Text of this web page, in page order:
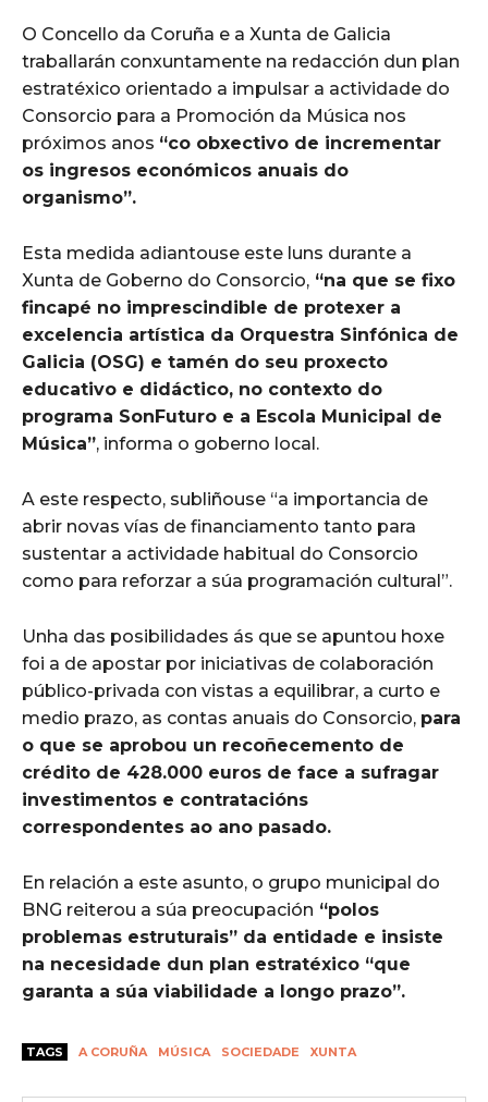
O Concello da Coruña e a Xunta de Galicia
traballarán conxuntamente na redacción dun plan
estratéxico orientado a impulsar a actividade do
Consorcio para a Promoción da Música nos
próximos anos “co obxectivo de incrementar
os ingresos económicos anuais do
organismo”.
Esta medida adiantouse este luns durante a
Xunta de Goberno do Consorcio, “na que se fixo
fincapé no imprescindible de protexer a
excelencia artística da Orquestra Sinfónica de
Galicia (OSG) e tamén do seu proxecto
educativo e didáctico, no contexto do
programa SonFuturo e a Escola Municipal de
Música”, informa o goberno local.
A este respecto, subliñouse “a importancia de
abrir novas vías de financiamento tanto para
sustentar a actividade habitual do Consorcio
como para reforzar a súa programación cultural”.
Unha das posibilidades ás que se apuntou hoxe
foi a de apostar por iniciativas de colaboración
público-privada con vistas a equilibrar, a curto e
medio prazo, as contas anuais do Consorcio, para
o que se aprobou un recoñecemento de
crédito de 428.000 euros de face a sufragar
investimentos e contratacións
correspondentes ao ano pasado.
En relación a este asunto, o grupo municipal do
BNG reiterou a súa preocupación “polos
problemas estruturais” da entidade e insiste
na necesidade dun plan estratéxico “que
garanta a súa viabilidade a longo prazo”.
TAGS A CORUÑA MÚSICA SOCIEDADE XUNTA